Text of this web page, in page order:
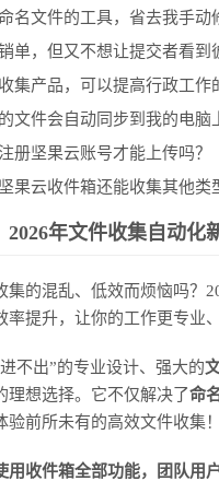
名文件的工具，省去我手动
单，但又不想让提交者看到
集产品，可以提高行政工作
文件会自动同步到我的电脑
册坚果云账号才能上传吗？
果云收件箱还能收集其他类
年文件收集自动化
集的混乱、低效而烦恼吗？
提升，让你的工作更专业、
不出”的专业设计、强大的
理想选择。它不仅解决了命
前所未有的高效文件收集！
用收件箱全部功能，团队用